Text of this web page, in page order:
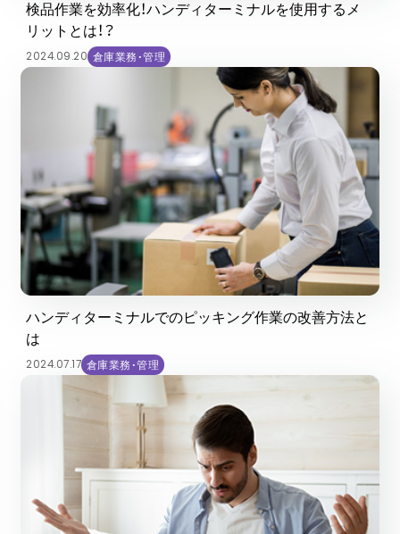
検品作業を効率化！ハンディターミナルを使用するメ
リットとは！？
2024.09.20 倉庫業務・管理
ハンディターミナルでのピッキング作業の改善方法と
は
2024.07.17 倉庫業務・管理